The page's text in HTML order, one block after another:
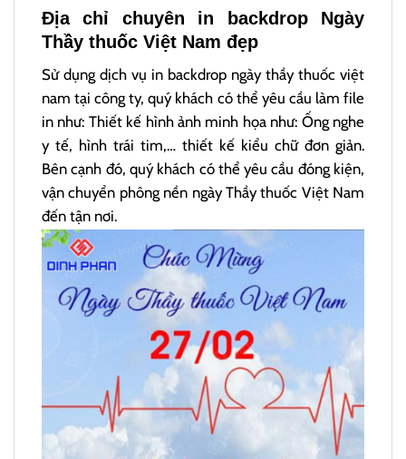
Địa chỉ chuyên in backdrop Ngày
Thầy thuốc Việt Nam đẹp
Sử dụng dịch vụ in backdrop ngày thầy thuốc việt
nam tại công ty, quý khách có thể yêu cầu làm file
in như: Thiết kế hình ảnh minh họa như: Ống nghe
y tế, hình trái tim,… thiết kế kiểu chữ đơn giản.
Bên cạnh đó, quý khách có thể yêu cầu đóng kiện,
vận chuyển phông nền ngày Thầy thuốc Việt Nam
đến tận nơi.